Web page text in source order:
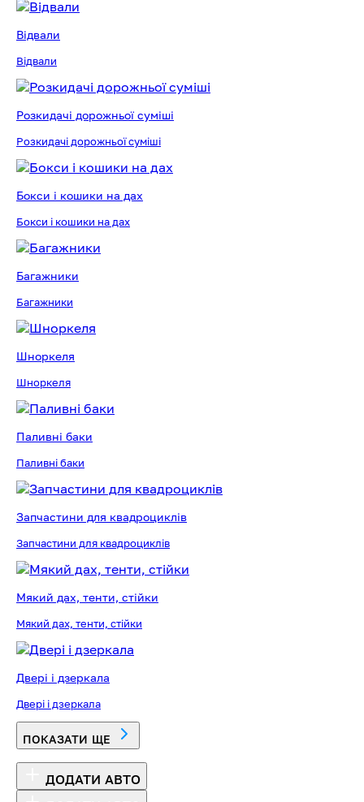
Відвали
Відвали
Розкидачі дорожньої суміші
Розкидачі дорожньої суміші
Бокси і кошики на дах
Бокси і кошики на дах
Багажники
Багажники
Шноркеля
Шноркеля
Паливні баки
Паливні баки
Запчастини для квадроциклів
Запчастини для квадроциклів
Мякий дах, тенти, стійки
Мякий дах, тенти, стійки
Двері і дзеркала
Двері і дзеркала
ПОКАЗАТИ ЩЕ
ДОДАТИ АВТО